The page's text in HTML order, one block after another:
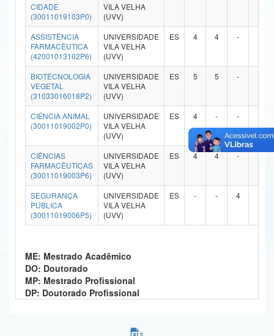
Ministério da Ciência, Tecnologia, Inovações e Comunicações
Ministério do Meio Ambiente
Ministério do Turismo
Ministério do Desenvolvimento Regional
Controladoria-Geral da União
Ministério da Mulher, da Família e dos Direitos Humanos
Secretaria-Geral
Secretaria de Governo
Gabinete de Segurança Institucional
Banco Central do Brasil
Planalto
CIDADE
(30011019103P0)
VILA VELHA
(UVV)
ASSISTÊNCIA
FARMACÊUTICA
(42001013102P6)
UNIVERSIDADE
VILA VELHA
(UVV)
ES 4 4 -
BIOTECNOLOGIA
VEGETAL
(31033016018P2)
UNIVERSIDADE
VILA VELHA
(UVV)
ES 5 5 -
CIÊNCIA ANIMAL
(30011019002P0)
UNIVERSIDADE
VILA VELHA
(UVV)
ES 4 - -
CIÊNCIAS
FARMACÊUTICAS
(30011019003P6)
UNIVERSIDADE
VILA VELHA
(UVV)
ES 4 4 - -
SEGURANÇA
PÚBLICA
(30011019006P5)
UNIVERSIDADE
VILA VELHA
(UVV)
ES - - 4
ME: Mestrado Acadêmico
DO: Doutorado
MP: Mestrado Profissional
DP: Doutorado Profissional